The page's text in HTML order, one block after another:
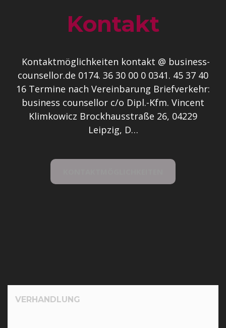
Kontakt
Kontaktmöglichkeiten kontakt @ business-
counsellor.de 0174. 36 30 00 0 0341. 45 37 40
16 Termine nach Vereinbarung Briefverkehr:
business counsellor c/o Dipl.-Kfm. Vincent
Klimkowicz Brockhausstraße 26, 04229
Leipzig, D…
VERHANDLUNG